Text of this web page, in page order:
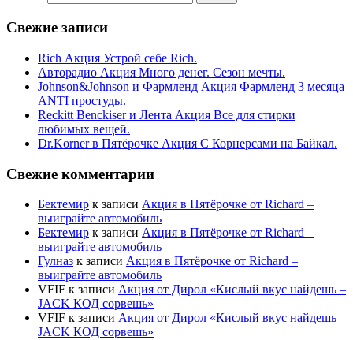
Свежие записи
Rich Акция Устрой себе Rich.
Авторадио Акция Много денег. Сезон мечты.
Johnson&Johnson и Фармленд Акция Фармленд 3 месяца
ANTI простуды.
Reckitt Benckiser и Лента Акция Все для стирки
любимых вещей.
Dr.Korner в Пятёрочке Акция С Корнерсами на Байкал.
Свежие комментарии
Бектемир к записи Акция в Пятёрочке от Richard –
выиграйте автомобиль
Бектемир к записи Акция в Пятёрочке от Richard –
выиграйте автомобиль
Гулназ к записи Акция в Пятёрочке от Richard –
выиграйте автомобиль
VFIF к записи Акция от Дирол «Кислый вкус найдешь –
JACK КОД сорвешь»
VFIF к записи Акция от Дирол «Кислый вкус найдешь –
JACK КОД сорвешь»